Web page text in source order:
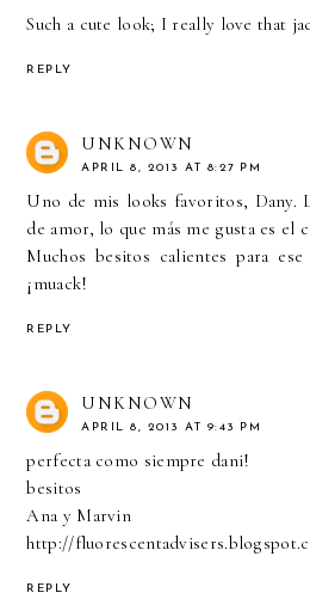
Such a cute look; I really love that
REPLY
UNKNOWN
APRIL 8, 2013 AT 8:27 PM
Uno de mis looks favoritos, Dany.
de amor, lo que más me gusta es el
Muchos besitos calientes para
¡muack!
REPLY
UNKNOWN
APRIL 8, 2013 AT 9:43 PM
perfecta como siempre dani!
besitos
Ana y Marvin
http://
REPLY